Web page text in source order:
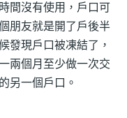
間沒有使用，戶口可
朋友就是開了戶後半
發現戶口被凍結了，
兩個月至少做一次交
另一個戶口。